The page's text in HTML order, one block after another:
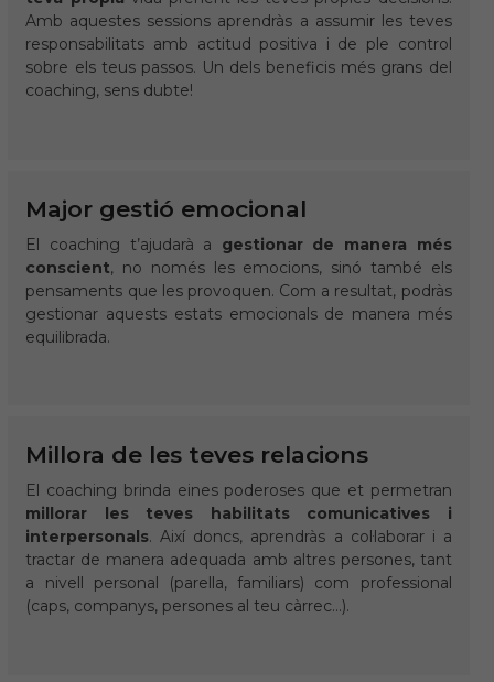
Amb aquestes sessions aprendràs a assumir les teves
responsabilitats amb actitud positiva i de ple control
sobre els teus passos. Un dels beneficis més grans del
coaching, sens dubte!
Major gestió emocional
El coaching t’ajudarà a gestionar de manera més
conscient, no només les emocions, sinó també els
pensaments que les provoquen. Com a resultat, podràs
gestionar aquests estats emocionals de manera més
equilibrada.
Millora de les teves relacions
El coaching brinda eines poderoses que et permetran
millorar les teves habilitats comunicatives i
interpersonals. Així doncs, aprendràs a col·laborar i a
tractar de manera adequada amb altres persones, tant
a nivell personal (parella, familiars) com professional
(caps, companys, persones al teu càrrec…).